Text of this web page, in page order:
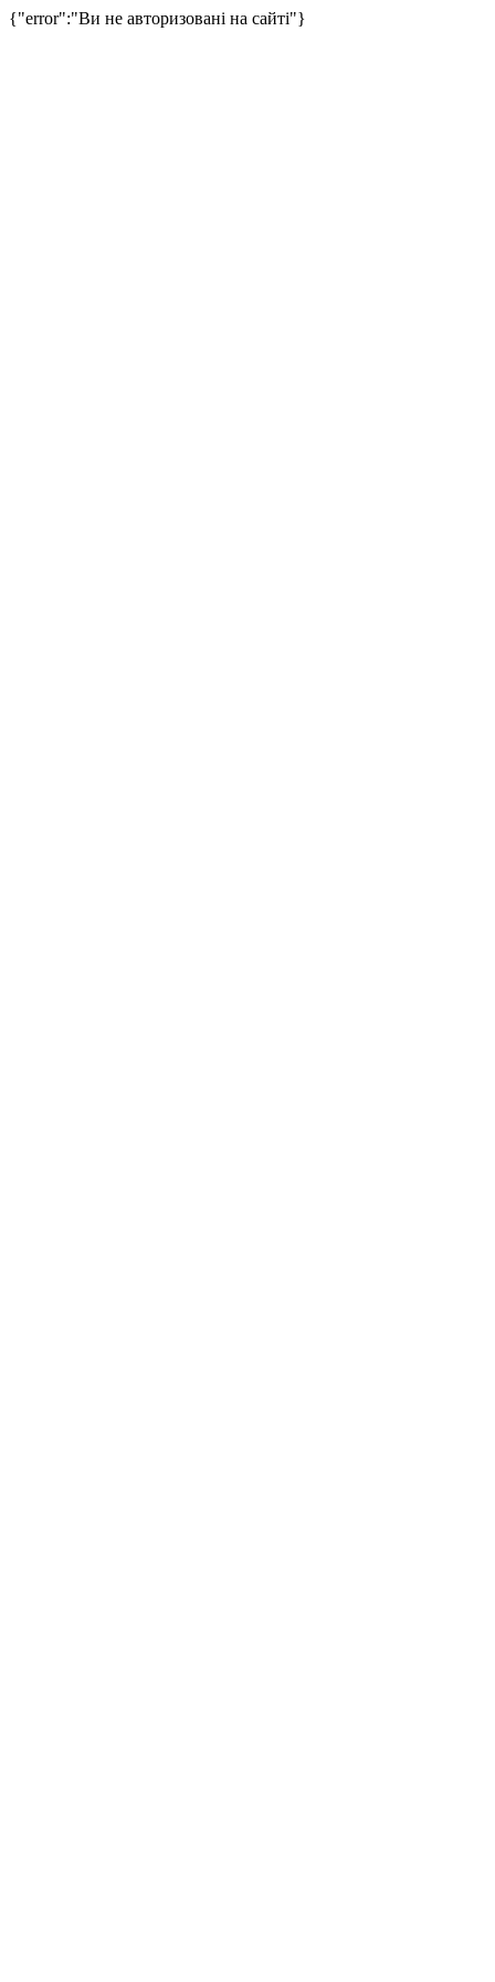
{"error":"Ви не авторизовані на сайті"}